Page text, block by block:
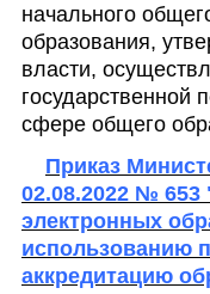
начального
образования,
власти,
государственной
сфере общего
Приказ
02.08.2022 №
электронных
использованию
аккредитацию